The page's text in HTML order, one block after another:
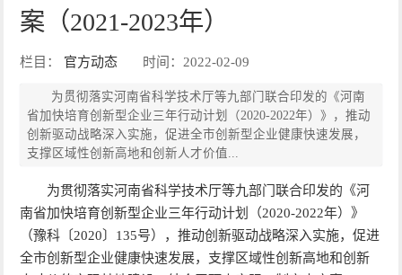
案（2021-2023年）
栏目： 官方动态 时间：2022-02-09
为贯彻落实河南省科学技术厅等九部门联合印发的《河南
省加快培育创新型企业三年行动计划（2020-2022年）》，推动
创新驱动战略深入实施，促进全市创新型企业健康快速发展，
支撑区域性创新高地和创新人才价值...
为贯彻落实河南省科学技术厅等九部门联合印发的《河
南省加快培育创新型企业三年行动计划（2020-2022年）》
（豫科〔2020〕135号），推动创新驱动战略深入实施，促进
全市创新型企业健康快速发展，支撑区域性创新高地和创新